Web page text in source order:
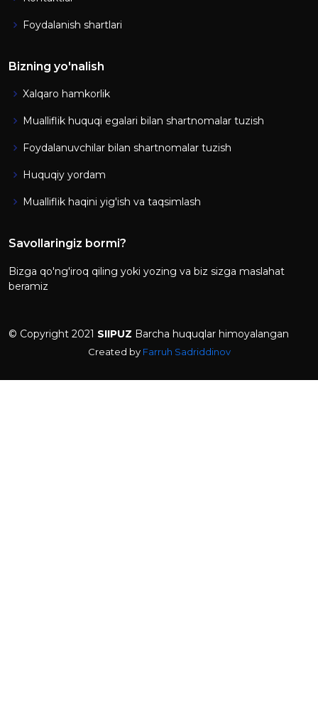
Foydalanish shartlari
Bizning yo'nalish
Xalqaro hamkorlik
Mualliflik huquqi egalari bilan shartnomalar tuzish
Foydalanuvchilar bilan shartnomalar tuzish
Huquqiy yordam
Mualliflik haqini yig'ish va taqsimlash
Savollaringiz bormi?
Bizga qo'ng'iroq qiling yoki yozing va biz sizga maslahat
beramiz
© Copyright 2021 SIIPUZ Barcha huquqlar himoyalangan
Created by Farruh Sadriddinov